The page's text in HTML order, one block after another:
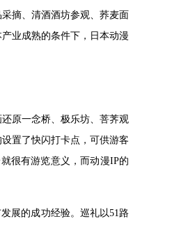
摘、清酒酒坊参观、荞麦面
业成熟的条件下，日本动漫
原一念桥、极乐坊、菩荠观
置了快闪打卡点，可供游客
很有游览意义，而动漫IP的
展的成功经验。巡礼以51路